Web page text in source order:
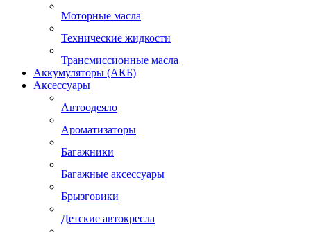
Моторные масла
Технические жидкости
Трансмиссионные масла
Аккумуляторы (АКБ)
Аксессуары
Автоодеяло
Ароматизаторы
Багажники
Багажные аксессуары
Брызговики
Детские автокресла